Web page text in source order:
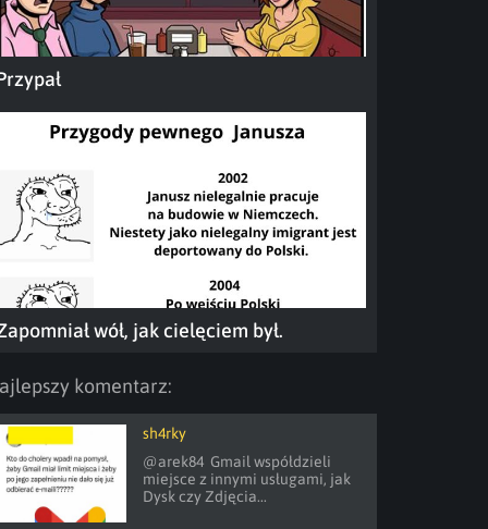
wół, jak cielęciem był.
komentarz:
sh4rky
@arek84  Gmail współdzieli
miejsce z innymi usługami, jak
Dysk czy Zdjęcia...